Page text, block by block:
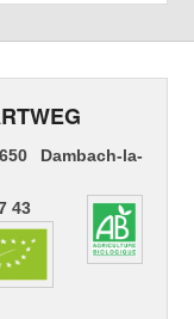
Dambach-la-
43